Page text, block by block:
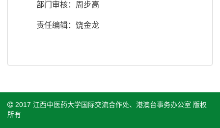
部门审核：周步高
责任编辑：饶金龙
2017 江西中医药大学国际交流合作处、港澳台事务办公室 版权
所有